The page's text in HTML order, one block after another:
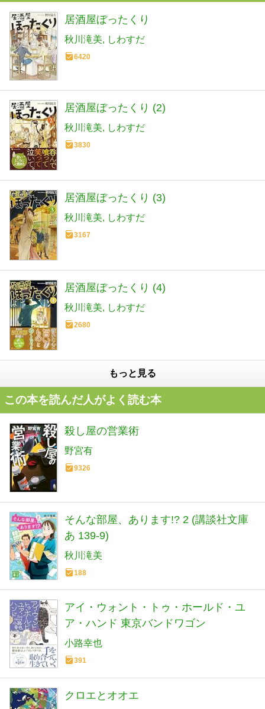
居酒屋ぼったくり
秋川滝美 しわすだ
6420
居酒屋ぼったくり (2)
秋川滝美 しわすだ
3830
居酒屋ぼったくり (3)
秋川滝美 しわすだ
3167
居酒屋ぼったくり (4)
秋川滝美 しわすだ
2680
もっと見る
この本を読んだ人がよく読む本
殺し屋の営業術
野宮有
9326
そんな部屋、あります!? 2 (講談社文庫
あ 139-9)
秋川滝美
188
アイ・ウォント・トゥ・ホールド・ユ
ア・ハンド 東京バンドワゴン
小路幸也
391
クロエとオオエ